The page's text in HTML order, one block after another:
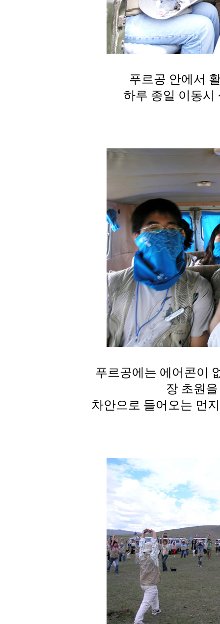
푸르공 안에서
하루 종일 이동시
푸르공에는 에어콘이
장 초원
차안으로 들어오는 먼